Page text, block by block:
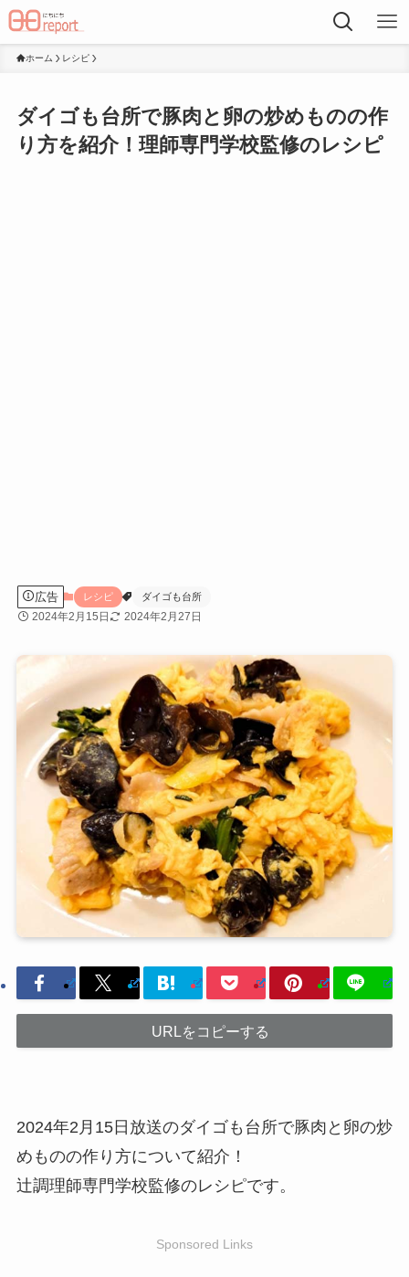
ホーム レシピ
ダイゴも台所で豚肉と卵の炒めものの作
り方を紹介！理師専門学校監修のレシピ
広告 レシピ ダイゴも台所
2024年2月15日 2024年2月27日
URLをコピーする
2024年2月15日放送のダイゴも台所で豚肉と卵の炒
めものの作り方について紹介！
辻󠄀調理師専門学校監修のレシピです。
Sponsored Links